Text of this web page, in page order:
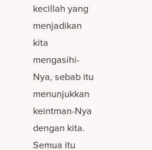
kecillah yang
menjadikan
kita
mengasihi-
Nya, sebab itu
menunjukkan
keintman-Nya
dengan kita.
Semua itu